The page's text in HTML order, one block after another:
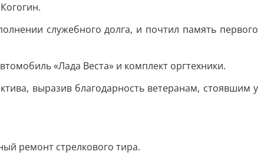
служебного долга, и почтил память первого
«Лада Веста» и комплект оргтехники.
выразив благодарность ветеранам, стоявшим у
ремонт стрелкового тира.